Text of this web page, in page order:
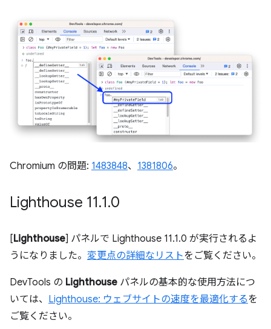
Chromium の問題: 1483848、 1381806。
Lighthouse 11.1.0
[Lighthouse] パネルで Lighthouse 11.1.0 が実行されるよ
うになりました。 変更点の詳細なリストをご覧ください。
DevTools の Lighthouse パネルの基本的な使用方法につ
いては、 Lighthouse: ウェブサイトの速度を最適化するを
ご覧ください。